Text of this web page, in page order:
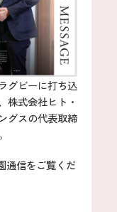
グビーに打ち込
株式会社ヒト・
グスの代表取締
通信をご覧くだ